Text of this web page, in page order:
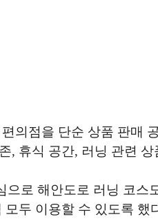
의점을 단순 상품 판매
, 휴식 공간, 러닝 관련
으로 해안도로 러닝 코스
모두 이용할 수 있도록 했